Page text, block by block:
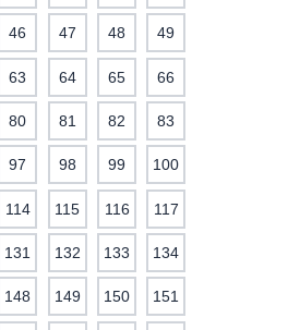
46 47 48 49
63 64 65 66
80 81 82 83
97 98 99 100
114 115 116 117
131 132 133 134
148 149 150 151